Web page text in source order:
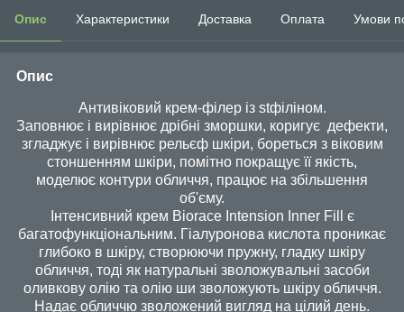
Опис Характеристики Доставка Оплата Умови
Опис
Антивіковий крем-філер із stфіліном.
Заповнює і вирівнює дрібні зморшки, коригує дефекти,
згладжує і вирівнює рельєф шкіри, бореться з віковим
стоншенням шкіри, помітно покращує її якість,
моделює контури обличчя, працює на збільшення
об'єму.
Інтенсивний крем Biorace Intension Inner Fill є
багатофункціональним. Гіалуронова кислота проникає
глибоко в шкіру, створюючи пружну, гладку шкіру
обличчя, тоді як натуральні зволожувальні засоби
оливкову олію та олію ши зволожують шкіру обличчя.
Надає обличчю зволожений вигляд на цілий день.